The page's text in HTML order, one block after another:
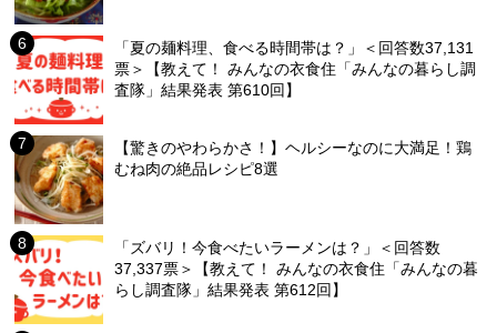
「夏の麺料理、食べる時間帯は？」＜回答数37,131
票＞【教えて！ みんなの衣食住「みんなの暮らし調
査隊」結果発表 第610回】
【驚きのやわらかさ！】ヘルシーなのに大満足！鶏
むね肉の絶品レシピ8選
「ズバリ！今食べたいラーメンは？」＜回答数
37,337票＞【教えて！ みんなの衣食住「みんなの暮
らし調査隊」結果発表 第612回】